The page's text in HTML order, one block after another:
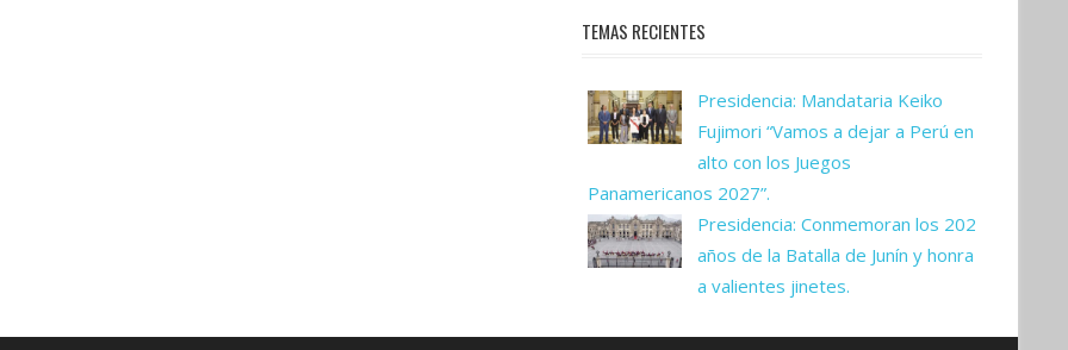
TEMAS RECIENTES
Presidencia: Mandataria Keiko
Fujimori “Vamos a dejar a Perú en
alto con los Juegos
Panamericanos 2027”.
Presidencia: Conmemoran los 202
años de la Batalla de Junín y honra
a valientes jinetes.